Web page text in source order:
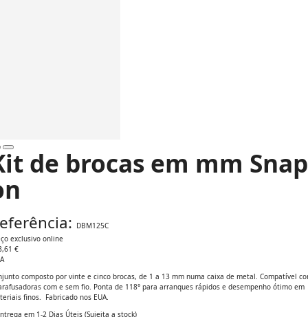
de brocas em mm
DBM125C
exclusivo online
€
composto por vinte e cinco brocas, de 1 a 13 mm numa caixa de metal. Compatível
com e sem fio. Ponta de 118° para arranques rápidos e desempenho ótimo em
finos. Fabricado nos EUA.
em 1-2 Dias Úteis (Sujeita a stock)